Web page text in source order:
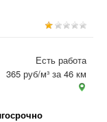
Есть работа
365 руб/м³ за 46 км